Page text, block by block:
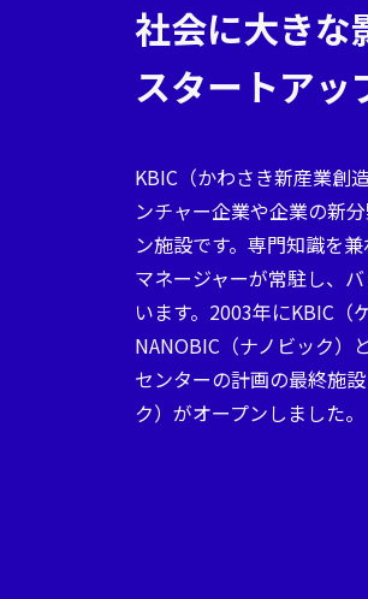
社会に大きな
スタートアッ
KBIC（かわさき新産業創
ンチャー企業や企業の新
ン施設です。専門知識を
マネージャーが常駐し、
います。2003年にKBIC（
NANOBIC（ナノビック）
センターの計画の最終施
ク）がオープンしました。